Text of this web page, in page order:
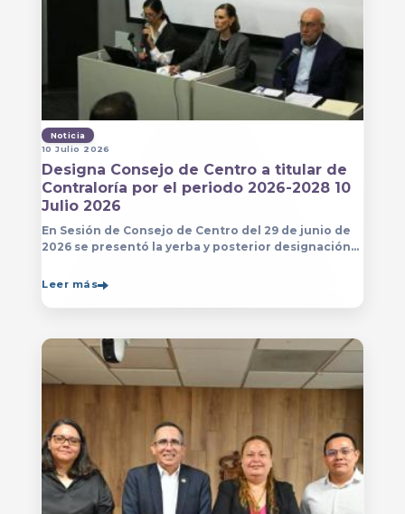
Noticia
10 Julio 2026
Designa Consejo de Centro a titular de
Contraloría por el periodo 2026-2028 10
Julio 2026
En Sesión de Consejo de Centro del 29 de junio de
2026 se presentó la yerba y posterior designación
del Centro Universitario de Arte, Arquitectura
Leer más